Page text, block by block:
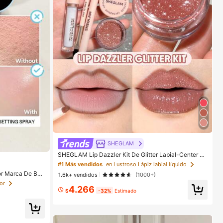
Marca De Bell
Y NiñAs
SHEGLAM
SHEGLAM Lip Dazzler Kit De Glitter Labial-Center St
age Lip Combo Marca De Belleza CosméTica Maquill
aje Para Mujeres Y NiñAs
#1 Más vendidos en Lustroso Lápiz labial líquido
1.6k+ vendidos
(1000+)
$4.266 -32% Estimado